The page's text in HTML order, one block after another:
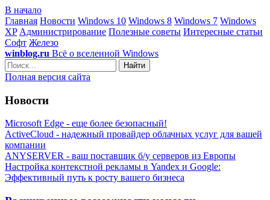
В начало
Главная Новости Windows 10 Windows 8 Windows 7 Windows
XP Администрирование Полезные советы Интересные статьи
Софт Железо
winblog.ru Всё о вселенной Windows
Найти
Полная версия сайта
Новости
Microsoft Edge - еще более безопасный!
ActiveCloud - надежный провайдер облачных услуг для вашей
компании
ANYSERVER - ваш поставщик б/у серверов из Европы
Настройка контекстной рекламы в Yandex и Google:
Эффективный путь к росту вашего бизнеса